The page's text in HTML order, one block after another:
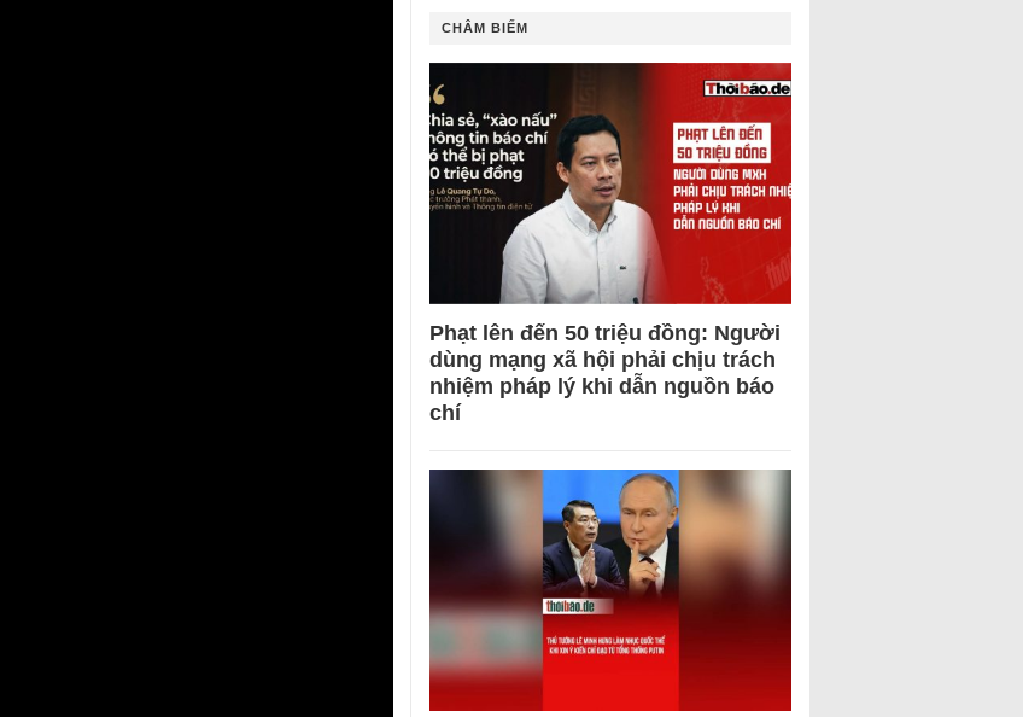
CHÂM BIẾM
Phạt lên đến 50 triệu đồng: Người
dùng mạng xã hội phải chịu trách
nhiệm pháp lý khi dẫn nguồn báo
chí